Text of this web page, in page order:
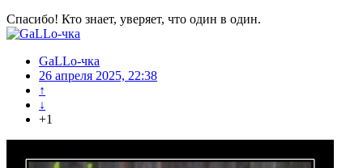
Спасибо! Кто знает, уверяет, что один в один.
GaLLo-чка
26 апреля 2025, 22:38
↑
↓
+1